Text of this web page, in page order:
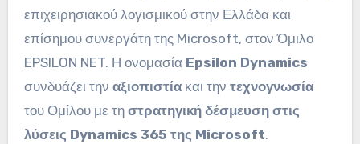
επιχειρησιακού λογισμικού στην Ελλάδα και
επίσημου συνεργάτη της Microsoft, στον Όμιλο
EPSILON NET. Η ονομασία Epsilon Dynamics
συνδυάζει την αξιοπιστία και την τεχνογνωσία
του Ομίλου με τη στρατηγική δέσμευση στις
λύσεις Dynamics 365 της Microsoft.